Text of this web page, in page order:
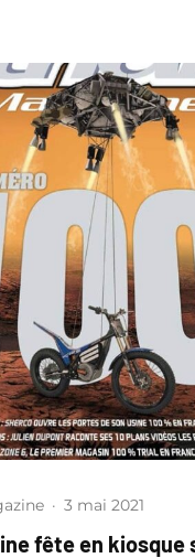
· 3 mai 2021
fête en kiosque